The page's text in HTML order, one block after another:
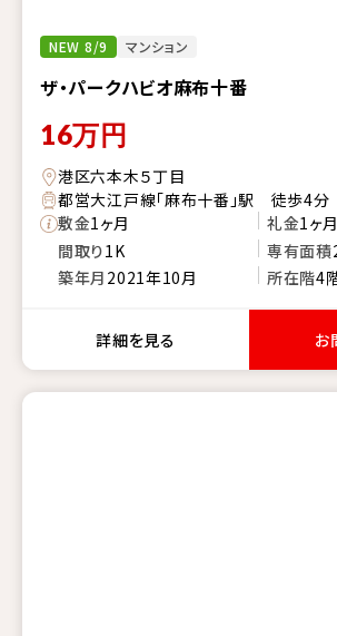
NEW 8/9 マンション
ザ・パークハビオ麻布十番
16万円
港区六本木５丁目
都営大江戸線「麻布十番」駅 徒歩4分
敷金1ヶ月 礼金1ヶ月
間取り1K 専有面積
築年月 2021年10月 所在階4
詳細を見る お